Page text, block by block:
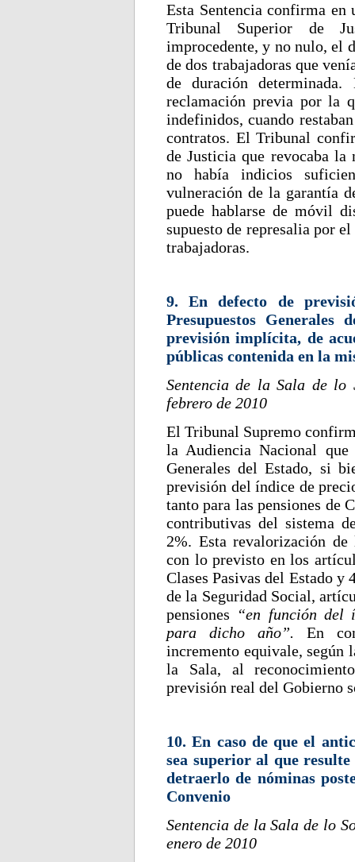
Esta Sentencia confirma
Tribunal Superior de
improcedente, y no nulo, el
de dos trabajadoras que
de duración determinada.
reclamación previa por la
indefinidos, cuando
contratos. El Tribunal
de Justicia que revocaba
no había indicios
vulneración de la garantía
puede hablarse de móvil
supuesto de represalia por
trabajadoras.
9. En defecto de
Presupuestos Generales
previsión implícita, de
públicas contenida en la
Sentencia de la Sala de lo
febrero de 2010
El Tribunal Supremo
la Audiencia Nacional que
Generales del Estado, si
previsión del índice de
tanto para las pensiones de
contributivas del sistema
2%. Esta revalorización de
con lo previsto en los
Clases Pasivas del Estado
de la Seguridad Social,
pensiones “en función del
para dicho año”. En
incremento equivale, según
la Sala, al
previsión real del Gobierno
10. En caso de que el
sea superior al que
detraerlo de nóminas
Convenio
Sentencia de la Sala de lo
enero de 2010